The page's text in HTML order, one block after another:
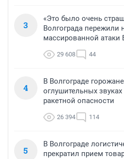
3
«Это было очень
Волгограда пережили
массированной атаки
29 608 44
4
В Волгограде
оглушительных
ракетной опасности
26 394 114
5
В Волгограде
прекратил прием